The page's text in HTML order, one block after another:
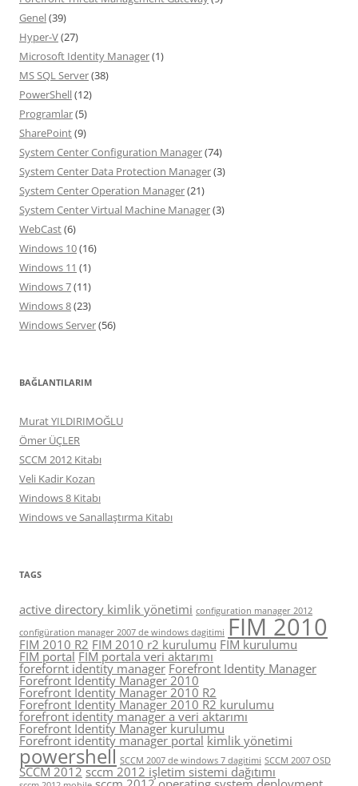
Genel(39)
Hyper-V(27)
Microsoft Identity Manager(1)
MS SQL Server(38)
PowerShell(12)
Programlar(5)
SharePoint(9)
System Center Configuration Manager(74)
System Center Data Protection Manager(3)
System Center Operation Manager(21)
System Center Virtual Machine Manager(3)
WebCast(6)
Windows 10(16)
Windows 11 (1)
Windows 7(11)
Windows 8(23)
Windows Server(56)
BAĞLANTILARIM
Murat YILDIRIMOĞLU
Ömer ÜÇLER
SCCM 2012 Kitabı
Veli Kadir Kozan
Windows 8 Kitabı
Windows ve Sanallaştırma Kitabı
TAGS
active directory kimlik yönetimi configuration manager 2012
configüration manager 2007 de windows dagitimi FIM 2010
FIM 2010 R2 FIM 2010 r2 kurulumu FIM kurulumu
FIM portal FIM portala veri aktarımı
forefornt identity manager Forefront Identity Manager
Forefront Identity Manager 2010
Forefront Identity Manager 2010 R2
Forefront Identity Manager 2010 R2 kurulumu
forefront identity manager a veri aktarımı
Forefront Identity Manager kurulumu
Forefront identity manager portal kimlik yönetimi
powershell SCCM 2007 de windows 7 dagitimi SCCM 2007 OSD
SCCM 2012 sccm 2012 işletim sistemi dağıtımı